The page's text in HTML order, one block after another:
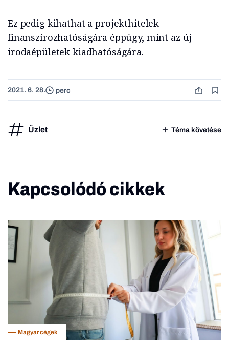
Ez pedig kihathat a projekthitelek
finanszírozhatóságára éppúgy, mint az új
irodaépületek kiadhatóságára.
2021. 6. 28. perc
Üzlet Téma követése
Kapcsolódó cikkek
Magyar cégek